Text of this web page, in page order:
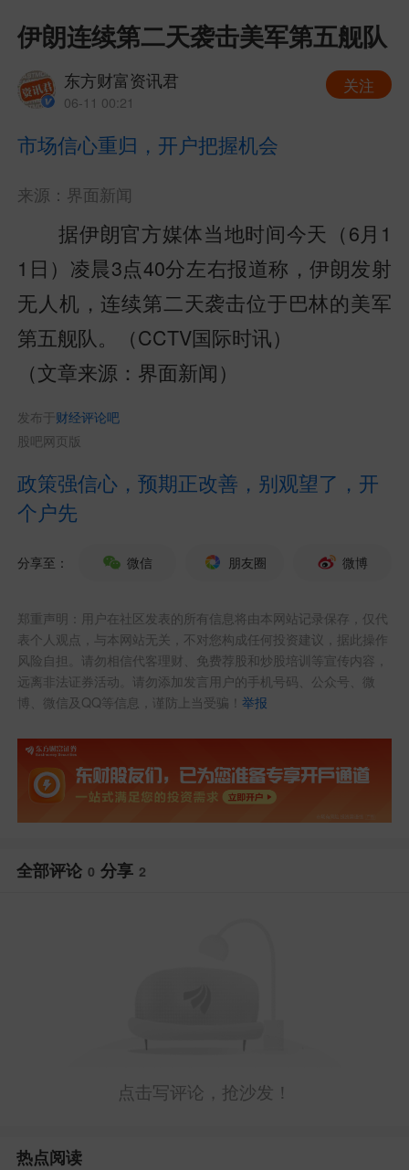
伊朗连续第二天袭击美军第五舰队
东方财富资讯君
06-11 00:21
关注
市场信心重归，开户把握机会
来源：界面新闻
据伊朗官方媒体当地时间今天（6月1
1日）凌晨3点40分左右报道称，伊朗发射
无人机，连续第二天袭击位于巴林的美军
第五舰队。（CCTV国际时讯）
（文章来源：界面新闻）
发布于 财经评论吧
股吧网页版
政策强信心，预期正改善，别观望了，开
个户先
分享至： 微信 朋友圈 微博
郑重声明：用户在社区发表的所有信息将由本网站记录保存，仅代
表个人观点，与本网站无关，不对您构成任何投资建议，据此操作
风险自担。请勿相信代客理财、免费荐股和炒股培训等宣传内容，
远离非法证券活动。请勿添加发言用户的手机号码、公众号、微
博、微信及QQ等信息，谨防上当受骗！举报
全部评论 0 分享 2
点击写评论，抢沙发！
热点阅读